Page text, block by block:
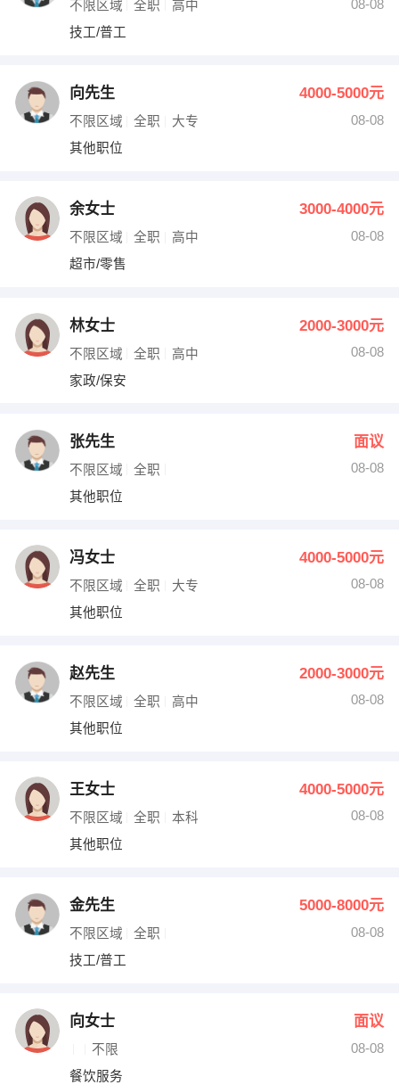
不限区域 全职 高中
08-08
技工/普工
向先生 4000-5000元
不限区域 全职 大专
08-08
其他职位
余女士 3000-4000元
不限区域 全职 高中
08-08
超市/零售
林女士 2000-3000元
不限区域 全职 高中
08-08
家政/保安
张先生 面议
不限区域 全职
08-08
其他职位
冯女士 4000-5000元
不限区域 全职 大专
08-08
其他职位
赵先生 2000-3000元
不限区域 全职 高中
08-08
其他职位
王女士 4000-5000元
不限区域 全职 本科
08-08
其他职位
金先生 5000-8000元
不限区域 全职
08-08
技工/普工
向女士 面议
不限
08-08
餐饮服务